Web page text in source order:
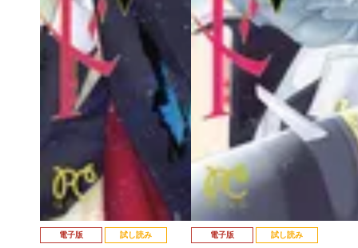
電子版 試し読み 電子版 試し読み